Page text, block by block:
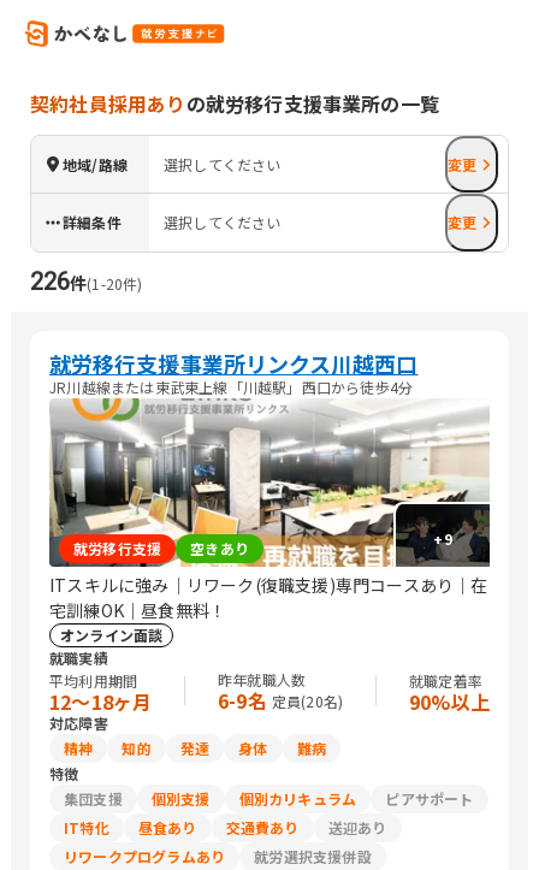
契約社員採用あり の就労移行支援事業所の一覧
地域/路線 選択してください 変更
詳細条件 選択してください 変更
226件(1 -20件)
就労移行支援事業所リンクス川越西口
JR川越線または東武東上線「川越駅」西口から徒歩4分
+9
就労移行支援 空きあり
ITスキルに強み｜リワーク(復職支援)専門コースあり｜在
宅訓練OK｜昼食無料！
オンライン面談
就職実績
平均利用期間
12〜18ヶ月
昨年就職人数
6-9名 定員(20名)
就職定着率
90%以上
対応障害
精神
知的 発達 身体
難病
特徴
集団支援
個別支援 個別カリキュラム
ピアサポート
IT特化
昼食あり 交通費あり
送迎あり
リワークプログラムあり
就労選択支援併設